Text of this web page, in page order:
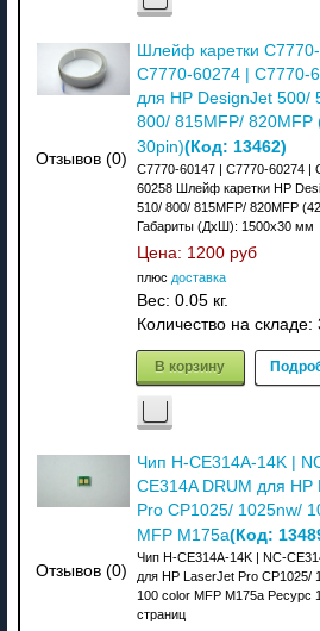
Отзывов (0)
Шлейф каретки C7770-
C7770-60274 | C7770-
для HP DesignJet 500/
800/ 815MFP/ 820MFP
30pin)(Код: 13462)
C7770-60147 | C7770-60274 |
60258 Шлейф каретки HP
510/ 800/ 815MFP/ 820MFP
Габариты (ДхШ): 1500x30 мм
Цена: 1200 руб
плюс доставка
Вес: 0.05 кг.
Количество на складе:
В корзину
Отзывов (0)
Чип H-CE314A-14K |
CE314A DRUM для HP
Pro CP1025/ 1025nw/
MFP M175a(Код:
Чип H-CE314A-14K | NC-
для HP LaserJet Pro CP1025/
100 color MFP M175a Ресурс
страниц